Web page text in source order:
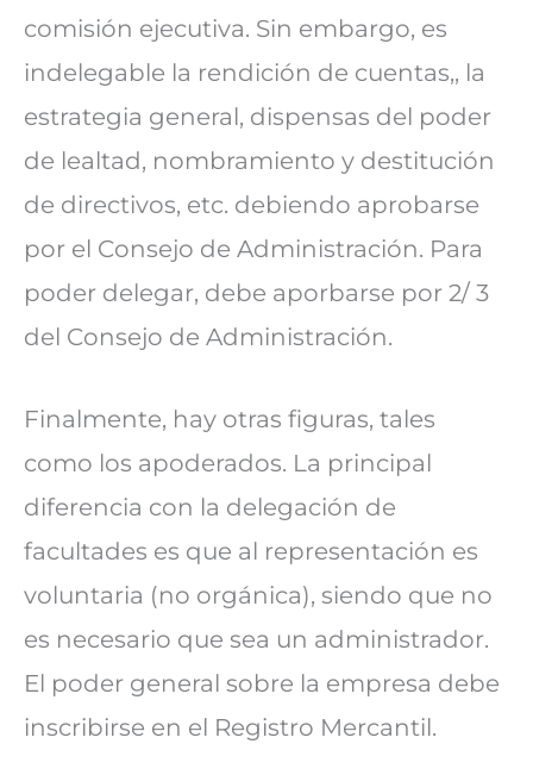
comisión ejecutiva. Sin embargo, es
indelegable la rendición de cuentas,, la
estrategia general, dispensas del poder
de lealtad, nombramiento y destitución
de directivos, etc. debiendo aprobarse
por el Consejo de Administración. Para
poder delegar, debe aporbarse por 2/ 3
del Consejo de Administración.
Finalmente, hay otras figuras, tales
como los apoderados. La principal
diferencia con la delegación de
facultades es que al representación es
voluntaria (no orgánica), siendo que no
es necesario que sea un administrador.
El poder general sobre la empresa debe
inscribirse en el Registro Mercantil.